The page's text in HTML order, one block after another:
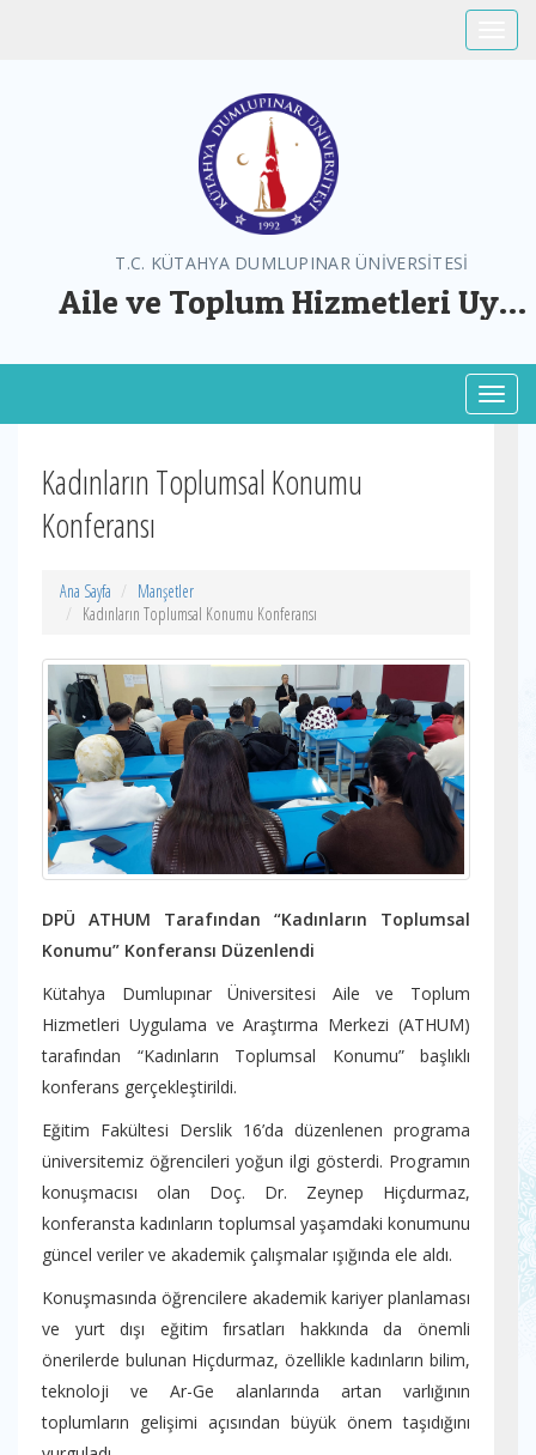
T.C. KÜTAHYA DUMLUPINAR ÜNİVERSİTESİ
Aile ve Toplum Hizmetleri Uyg.
Kadınların Toplumsal Konumu
Konferansı
Ana Sayfa
Manşetler
Kadınların Toplumsal Konumu Konferansı
DPÜ ATHUM Tarafından “Kadınların Toplumsal
Konumu” Konferansı Düzenlendi
Kütahya Dumlupınar Üniversitesi Aile ve Toplum
Hizmetleri Uygulama ve Araştırma Merkezi (ATHUM)
tarafından “Kadınların Toplumsal Konumu” başlıklı
konferans gerçekleştirildi.
Eğitim Fakültesi Derslik 16’da düzenlenen programa
üniversitemiz öğrencileri yoğun ilgi gösterdi. Programın
konuşmacısı olan Doç. Dr. Zeynep Hiçdurmaz,
konferansta kadınların toplumsal yaşamdaki konumunu
güncel veriler ve akademik çalışmalar ışığında ele aldı.
Konuşmasında öğrencilere akademik kariyer planlaması
ve yurt dışı eğitim fırsatları hakkında da önemli
önerilerde bulunan Hiçdurmaz, özellikle kadınların bilim,
teknoloji ve Ar-Ge alanlarında artan varlığının
toplumların gelişimi açısından büyük önem taşıdığını